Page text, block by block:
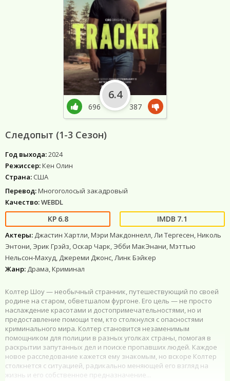
Следопыт (1-3 Сезон)
Год выхода:2024
Режиссер:Кен Олин
Страна: США
Перевод:Многоголосый закадровый
Качество:WEBDL
6.8 7.1
Актеры: Джастин Хартли, Мэри Макдоннелл, Ли Тергесен, Николь
Энтони, Эрик Грэйз, Оскар Чарк, Эбби МакЭнани, Мэттью
Нельсон-Махуд, Джереми Джонс, Линк Бэйкер
Жанр: Драма, Криминал
Колтер Шоу — необычный странник, путешествующий по своей
родине на старом, обветшалом фургоне. Его цель — не просто
наслаждение красотами и достопримечательностями, но и
предоставление помощи тем, кто столкнулся с опасностями
криминального мира. Колтер становится незаменимым
помощником для полиции в разных уголках страны, помогая в
раскрытии запутанных дел и поиске пропавших людей. Каждое
новое расследование кажется ему знакомым, но вскоре Колтер
столкнется с ситуацией, радикально меняющей его взгляд на
жизнь и его собственное предназначение...
696
6.4
387